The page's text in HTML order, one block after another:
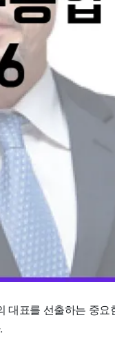
대표를 선출하는 중요